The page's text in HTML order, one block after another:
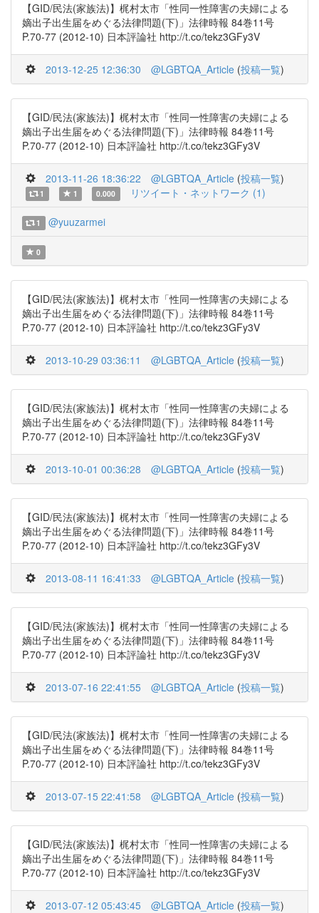
【GID/民法(家族法)】梶村太市「性同一性障害の夫婦による
嫡出子出生届をめぐる法律問題(下)」法律時報 84巻11号
P.70-77 (2012-10) 日本評論社 http://t.co/tekz3GFy3V
2013-12-25 12:36:30 @LGBTQA_Article (投稿一覧)
【GID/民法(家族法)】梶村太市「性同一性障害の夫婦による
嫡出子出生届をめぐる法律問題(下)」法律時報 84巻11号
P.70-77 (2012-10) 日本評論社 http://t.co/tekz3GFy3V
2013-11-26 18:36:22 @LGBTQA_Article (投稿一覧)
1 1 0.000 リツイート・ネットワーク (1)
1 @yuuzarmei
0
【GID/民法(家族法)】梶村太市「性同一性障害の夫婦による
嫡出子出生届をめぐる法律問題(下)」法律時報 84巻11号
P.70-77 (2012-10) 日本評論社 http://t.co/tekz3GFy3V
2013-10-29 03:36:11 @LGBTQA_Article (投稿一覧)
【GID/民法(家族法)】梶村太市「性同一性障害の夫婦による
嫡出子出生届をめぐる法律問題(下)」法律時報 84巻11号
P.70-77 (2012-10) 日本評論社 http://t.co/tekz3GFy3V
2013-10-01 00:36:28 @LGBTQA_Article (投稿一覧)
【GID/民法(家族法)】梶村太市「性同一性障害の夫婦による
嫡出子出生届をめぐる法律問題(下)」法律時報 84巻11号
P.70-77 (2012-10) 日本評論社 http://t.co/tekz3GFy3V
2013-08-11 16:41:33 @LGBTQA_Article (投稿一覧)
【GID/民法(家族法)】梶村太市「性同一性障害の夫婦による
嫡出子出生届をめぐる法律問題(下)」法律時報 84巻11号
P.70-77 (2012-10) 日本評論社 http://t.co/tekz3GFy3V
2013-07-16 22:41:55 @LGBTQA_Article (投稿一覧)
【GID/民法(家族法)】梶村太市「性同一性障害の夫婦による
嫡出子出生届をめぐる法律問題(下)」法律時報 84巻11号
P.70-77 (2012-10) 日本評論社 http://t.co/tekz3GFy3V
2013-07-15 22:41:58 @LGBTQA_Article (投稿一覧)
【GID/民法(家族法)】梶村太市「性同一性障害の夫婦による
嫡出子出生届をめぐる法律問題(下)」法律時報 84巻11号
P.70-77 (2012-10) 日本評論社 http://t.co/tekz3GFy3V
2013-07-12 05:43:45 @LGBTQA_Article (投稿一覧)